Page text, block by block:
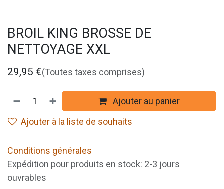
BROIL KING BROSSE DE
NETTOYAGE XXL
29,95 €(Toutes taxes comprises)
Ajouter au panier
Ajouter à la liste de souhaits
Conditions générales
Expédition pour produits en stock: 2-3 jours
ouvrables